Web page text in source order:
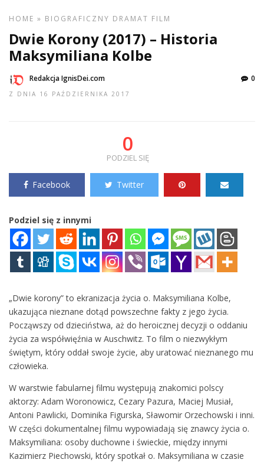
HOME » BIOGRAFICZNY DRAMAT FILM
Dwie Korony (2017) – Historia
Maksymiliana Kolbe
Redakcja IgnisDei.com
Z DNIA 16 PAŹDZIERNIKA 2017
0
0
PODZIEL SIĘ
Facebook Twitter
Podziel się z innymi
„Dwie korony” to ekranizacja życia o. Maksymiliana Kolbe,
ukazująca nieznane dotąd powszechne fakty z jego życia.
Począwszy od dzieciństwa, aż do heroicznej decyzji o oddaniu
życia za współwięźnia w Auschwitz. To film o niezwykłym
świętym, który oddał swoje życie, aby uratować nieznanego mu
człowieka.
W warstwie fabularnej filmu występują znakomici polscy
aktorzy: Adam Woronowicz, Cezary Pazura, Maciej Musiał,
Antoni Pawlicki, Dominika Figurska, Sławomir Orzechowski i inni.
W części dokumentalnej filmu wypowiadają się znawcy życia o.
Maksymiliana: osoby duchowne i świeckie, między innymi
Kazimierz Piechowski, który spotkał o. Maksymiliana w czasie